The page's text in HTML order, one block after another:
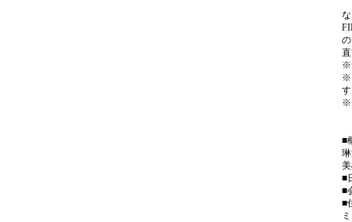
※
※
※
■
■
■
■